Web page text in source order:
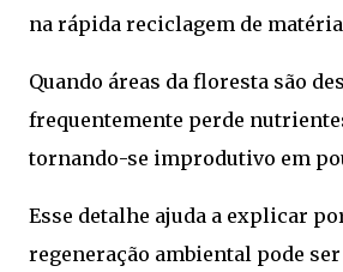
na rápida reciclagem de
Quando áreas da floresta são
frequentemente perde
tornando-se improdutivo em
Esse detalhe ajuda a explicar
regeneração ambiental pode